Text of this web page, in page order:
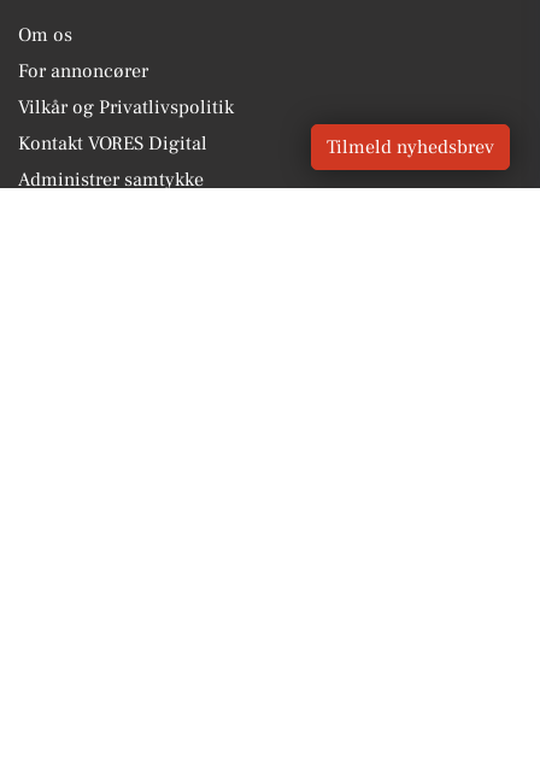
Om os
For annoncører
Vilkår og Privatlivspolitik
Kontakt VORES Digital
Administrer samtykke
Tilmeld nyhedsbrev